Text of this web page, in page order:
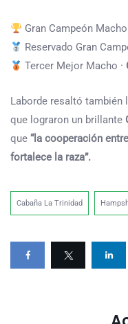
Gran Campeón Macho
Reservado Gran
Tercer Mejor Macho ·
Laborde resaltó también
que lograron un brillante
que “la cooperación
fortalece la raza”.
Cabaña La Trinidad